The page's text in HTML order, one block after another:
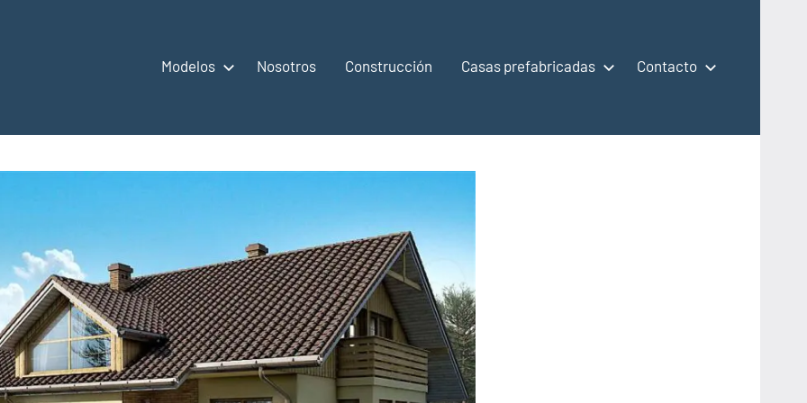
Modelos Nosotros Construcción Casas prefabricadas Contacto